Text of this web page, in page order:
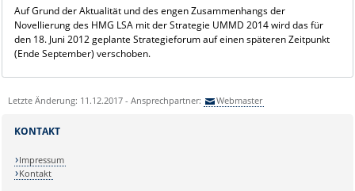
Auf Grund der Aktualität und des engen Zusammenhangs der
Novellierung des HMG LSA mit der Strategie UMMD 2014 wird das für
den 18. Juni 2012 geplante Strategieforum auf einen späteren Zeitpunkt
(Ende September) verschoben.
Letzte Änderung: 11.12.2017 - Ansprechpartner: Webmaster
KONTAKT
Impressum
Kontakt